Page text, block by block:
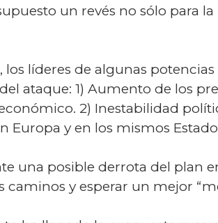
un revés no sólo para
los líderes de algunas
ataque: 1) Aumento de los
2) Inestabilidad
Europa y en los mismos
una posible derrota del plan
caminos y esperar un mejor